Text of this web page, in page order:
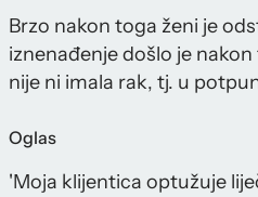
Brzo nakon toga ženi je
iznenađenje došlo je
nije ni imala rak, tj. u
Oglas
'Moja klijentica optužuje